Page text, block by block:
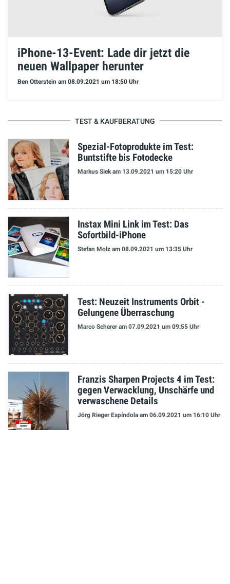
iPhone-13-Event: Lade dir jetzt die
neuen Wallpaper herunter
Ben Otterstein am 08.09.2021 um 18:50 Uhr
TEST & KAUFBERATUNG
Spezial-Fotoprodukte im Test:
Buntstifte bis Fotodecke
Markus Siek am 13.09.2021 um 15:20 Uhr
Instax Mini Link im Test: Das
Sofortbild-iPhone
Stefan Molz am 08.09.2021 um 13:35 Uhr
Test: Neuzeit Instruments Orbit -
Gelungene Überraschung
Marco Schereram 07.09.2021 um 09:55 Uhr
Franzis Sharpen Projects 4 im Test:
gegen Verwacklung, Unschärfe und
verwaschene Details
Jörg Rieger Espíndola am 06.09.2021 um 16:10 Uhr